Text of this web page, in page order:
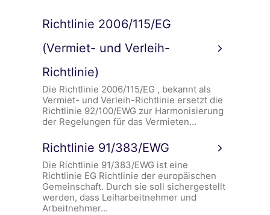
Richtlinie 2006/115/EG
(Vermiet- und Verleih-
Richtlinie)
Die Richtlinie 2006/115/EG , bekannt als
Vermiet- und Verleih-Richtlinie ersetzt die
Richtlinie 92/100/EWG zur Harmonisierung
der Regelungen für das Vermieten…
Richtlinie 91/383/EWG
Die Richtlinie 91/383/EWG ist eine
Richtlinie EG Richtlinie der europäischen
Gemeinschaft. Durch sie soll sichergestellt
werden, dass Leiharbeitnehmer und
Arbeitnehmer…